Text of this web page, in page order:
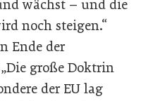
wächst – und die
noch steigen.“
Ende der
große Doktrin
der EU lag